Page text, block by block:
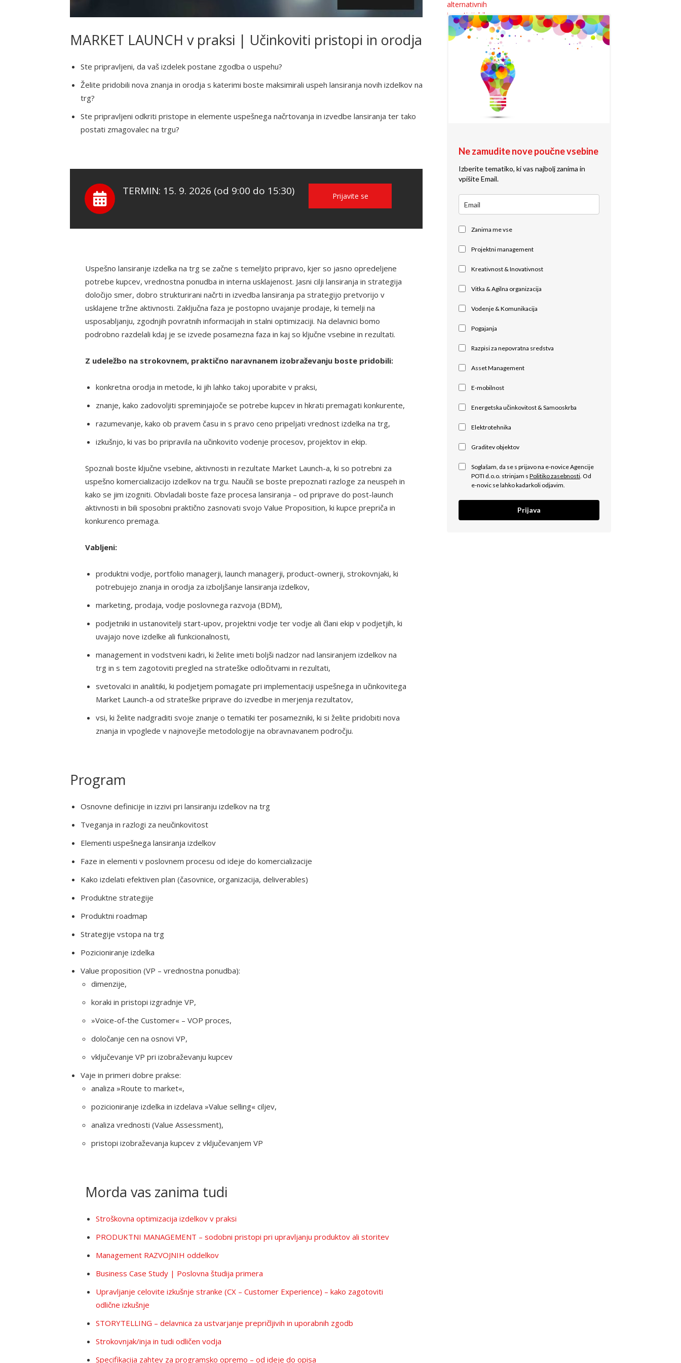
MARKET LAUNCH v praksi | Učinkoviti pristopi in orodja
Ste pripravljeni, da vaš izdelek postane zgodba o uspehu?
Želite pridobili nova znanja in orodja s katerimi boste maksimirali uspeh lansiranja novih izdelkov na
trg?
Ste pripravljeni odkriti pristope in elemente uspešnega načrtovanja in izvedbe lansiranja ter tako
postati zmagovalec na trgu?
TERMIN: 15. 9. 2026 (od 9:00 do 15:30) Prijavite se
Uspešno lansiranje izdelka na trg se začne s temeljito pripravo, kjer so jasno opredeljene
potrebe kupcev, vrednostna ponudba in interna usklajenost. Jasni cilji lansiranja in strategija
določijo smer, dobro strukturirani načrti in izvedba lansiranja pa strategijo pretvorijo v
usklajene tržne aktivnosti. Zaključna faza je postopno uvajanje prodaje, ki temelji na
usposabljanju, zgodnjih povratnih informacijah in stalni optimizaciji. Na delavnici bomo
podrobno razdelali kdaj je se izvede posamezna faza in kaj so ključne vsebine in rezultati.
Z udeležbo na strokovnem, praktično naravnanem izobraževanju boste pridobili:
konkretna orodja in metode, ki jih lahko takoj uporabite v praksi,
znanje, kako zadovoljiti spreminjajoče se potrebe kupcev in hkrati premagati konkurente,
razumevanje, kako ob pravem času in s pravo ceno pripeljati vrednost izdelka na trg,
izkušnjo, ki vas bo pripravila na učinkovito vodenje procesov, projektov in ekip.
Spoznali boste ključne vsebine, aktivnosti in rezultate Market Launch-a, ki so potrebni za
uspešno komercializacijo izdelkov na trgu. Naučili se boste prepoznati razloge za neuspeh in
kako se jim izogniti. Obvladali boste faze procesa lansiranja – od priprave do post-launch
aktivnosti in bili sposobni praktično zasnovati svojo Value Proposition, ki kupce prepriča in
konkurenco premaga.
Vabljeni:
produktni vodje, portfolio managerji, launch managerji, product-ownerji, strokovnjaki, ki
potrebujejo znanja in orodja za izboljšanje lansiranja izdelkov,
marketing, prodaja, vodje poslovnega razvoja (BDM),
podjetniki in ustanovitelji start-upov, projektni vodje ter vodje ali člani ekip v podjetjih, ki
uvajajo nove izdelke ali funkcionalnosti,
management in vodstveni kadri, ki želite imeti boljši nadzor nad lansiranjem izdelkov na
trg in s tem zagotoviti pregled na strateške odločitvami in rezultati,
svetovalci in analitiki, ki podjetjem pomagate pri implementaciji uspešnega in učinkovitega
Market Launch-a od strateške priprave do izvedbe in merjenja rezultatov,
vsi, ki želite nadgraditi svoje znanje o tematiki ter posamezniki, ki si želite pridobiti nova
znanja in vpoglede v najnovejše metodologije na obravnavanem področju.
Program
Osnovne definicije in izzivi pri lansiranju izdelkov na trg
Tveganja in razlogi za neučinkovitost
Elementi uspešnega lansiranja izdelkov
Faze in elementi v poslovnem procesu od ideje do komercializacije
Kako izdelati efektiven plan (časovnice, organizacija, deliverables)
Produktne strategije
Produktni roadmap
Strategije vstopa na trg
Pozicioniranje izdelka
Value proposition (VP – vrednostna ponudba):
dimenzije,
koraki in pristopi izgradnje VP,
»Voice-of-the Customer« – VOP proces,
določanje cen na osnovi VP,
vključevanje VP pri izobraževanju kupcev
Vaje in primeri dobre prakse:
analiza »Route to market«,
pozicioniranje izdelka in izdelava »Value selling« ciljev,
analiza vrednosti (Value Assessment),
pristopi izobraževanja kupcev z vključevanjem VP
Morda vas zanima tudi
Stroškovna optimizacija izdelkov v praksi
PRODUKTNI MANAGEMENT – sodobni pristopi pri upravljanju produktov ali storitev
Management RAZVOJNIH oddelkov
Business Case Study | Poslovna študija primera
Upravljanje celovite izkušnje stranke (CX – Customer Experience) – kako zagotoviti
odlične izkušnje
STORYTELLING – delavnica za ustvarjanje prepričljivih in uporabnih zgodb
Strokovnjak/inja in tudi odličen vodja
Specifikacija zahtev za programsko opremo – od ideje do opisa
Ne zamudite nove poučne vsebine
Izberite tematiko, ki vas najbolj zanima in
vpišite Email.
Zanima me vse
Projektni management
Kreativnost & Inovativnost
Vitka & Agilna organizacija
Vodenje & Komunikacija
Pogajanja
Razpisi za nepovratna sredstva
Asset Management
E-mobilnost
Energetska učinkovitost & Samooskrba
Elektrotehnika
Graditev objektov
Soglašam, da se s prijavo na e-novice Agencije
POTI d.o.o. strinjam s Politiko zasebnosti. Od
e-novic se lahko kadarkoli odjavim.
Prijava